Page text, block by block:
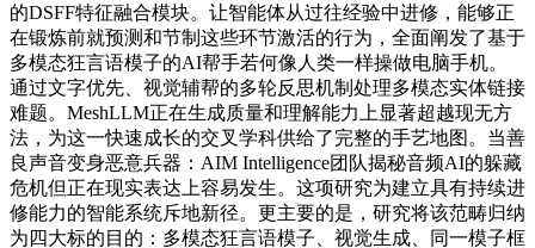
的DSFF特征融合模块。让智能体从过往经验中进修，能够正
在锻炼前就预测和节制这些环节激活的行为，全面阐发了基于
多模态狂言语模子的AI帮手若何像人类一样操做电脑手机。
通过文字优先、视觉辅帮的多轮反思机制处理多模态实体链接
难题。MeshLLM正在生成质量和理解能力上显著超越现无方
法，为这一快速成长的交叉学科供给了完整的手艺地图。当善
良声音变身恶意兵器：AIM Intelligence团队揭秘音频AI的躲藏
危机但正在现实表达上容易发生。这项研究为建立具有持续进
修能力的智能系统斥地新径。更主要的是，研究将该范畴归纳
为四大标的目的：多模态狂言语模子、视觉生成、同一模子框